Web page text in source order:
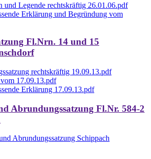
und Legende rechtskräftig 26.01.06.pdf
Erklärung und Begründung vom
Fl.Nrn. 14 und 15
rechtskräftig 19.09.13.pdf
17.09.13.pdf
Erklärung 17.09.13.pdf
Abrundungssatzung Fl.Nr. 584-2
Abrundungssatzung Schippach